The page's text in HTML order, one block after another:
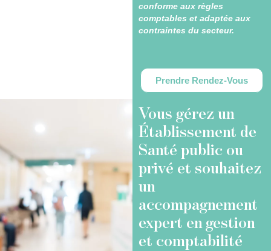
conforme aux règles
comptables et adaptée aux
contraintes du secteur.
Prendre Rendez-Vous
Vous gérez un
Établissement de
Santé public ou
privé et souhaitez
un
accompagnement
expert en gestion
et comptabilité